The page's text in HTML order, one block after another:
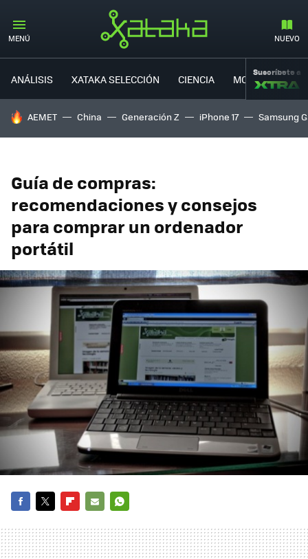
MENÚ NUEVO
ANÁLISIS XATAKA SELECCIÓN CIENCIA MOVILIDAD
Suscríbete a
HOY SE HABLA DE
AEMET China Generación Z iPhone 17 Samsung
Guía de compras:
recomendaciones y consejos
para comprar un ordenador
portátil
MAIL